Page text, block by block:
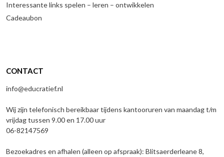
Interessante links spelen – leren – ontwikkelen
Cadeaubon
CONTACT
info@educratief.nl
Wij zijn telefonisch bereikbaar tijdens kantooruren van maandag t/m
vrijdag tussen 9.00 en 17.00 uur
06-82147569
Bezoekadres en afhalen (alleen op afspraak): Blitsaerderleane 8,